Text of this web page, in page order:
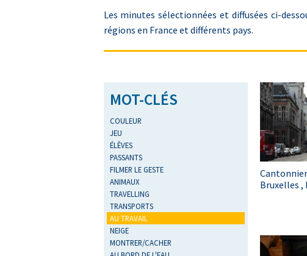
Les minutes sélectionnées et diffusées ci-
régions en France et différents pays.
MOT-CLÉS
COULEUR
JEU
ÉLÈVES
PASSANTS
FILMER LE GESTE
ANIMAUX
TRAVELLING
TRANSPORTS
AU TRAVAIL
NEIGE
MONTRER/CACHER
Bruxelles ,